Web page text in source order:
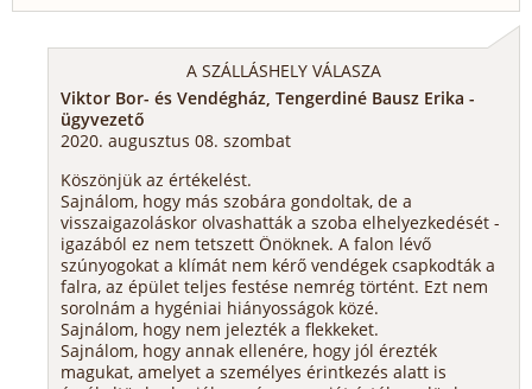
A SZÁLLÁSHELY VÁLASZA
Viktor Bor- és Vendégház, Tengerdiné Bausz Erika -
ügyvezető
2020. augusztus 08. szombat
Köszönjük az értékelést.
Sajnálom, hogy más szobára gondoltak, de a
visszaigazoláskor olvashatták a szoba elhelyezkedését -
igazából ez nem tetszett Önöknek. A falon lévő
szúnyogokat a klímát nem kérő vendégek csapkodták a
falra, az épület teljes festése nemrég történt. Ezt nem
sorolnám a hygéniai hiányosságok közé.
Sajnálom, hogy nem jelezték a flekkeket.
Sajnálom, hogy annak ellenére, hogy jól érezték
magukat, amelyet a személyes érintkezés alatt is